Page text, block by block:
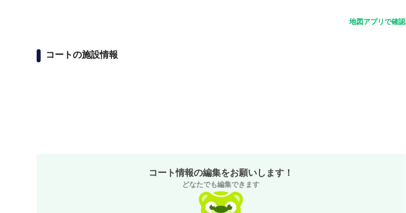
地図アプリで確認
コートの施設情報
コート情報の編集をお願いします！
どなたでも編集できます